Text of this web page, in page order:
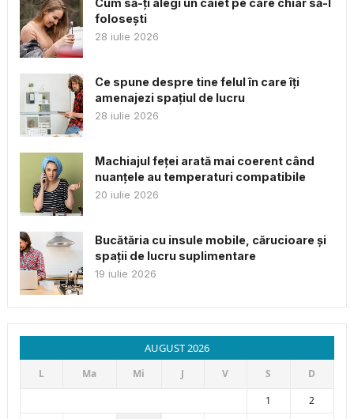
Cum să-ți alegi un caiet pe care chiar să-l
folosești
28 iulie 2026
Ce spune despre tine felul în care îți
amenajezi spațiul de lucru
28 iulie 2026
Machiajul feței arată mai coerent când
nuanțele au temperaturi compatibile
20 iulie 2026
Bucătăria cu insule mobile, cărucioare și
spații de lucru suplimentare
19 iulie 2026
AUGUST 2026
L Ma Mi J V S
D
1
2